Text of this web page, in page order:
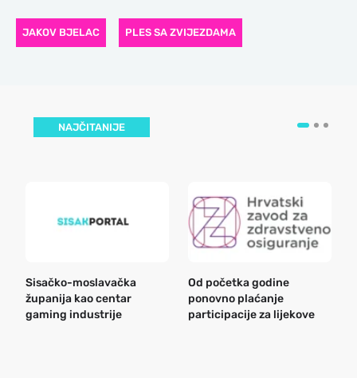
JAKOV BJELAC PLES SA ZVIJEZDAMA
NAJČITANIJE
Sisačko-moslavačka
županija kao centar
gaming industrije
Od početka godine
ponovno plaćanje
participacije za lijekove